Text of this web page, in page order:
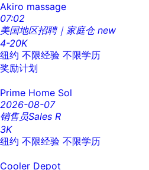
Akiro massage
07:02
美国地区招聘｜家庭仓 new
4-20K
纽约 不限经验 不限学历
奖励计划
Prime Home Sol
2026-08-07
销售员Sales R
3K
纽约 不限经验 不限学历
Cooler Depot